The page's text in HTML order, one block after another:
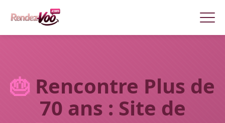
🎂 Rencontre Plus de
70 ans : Site de